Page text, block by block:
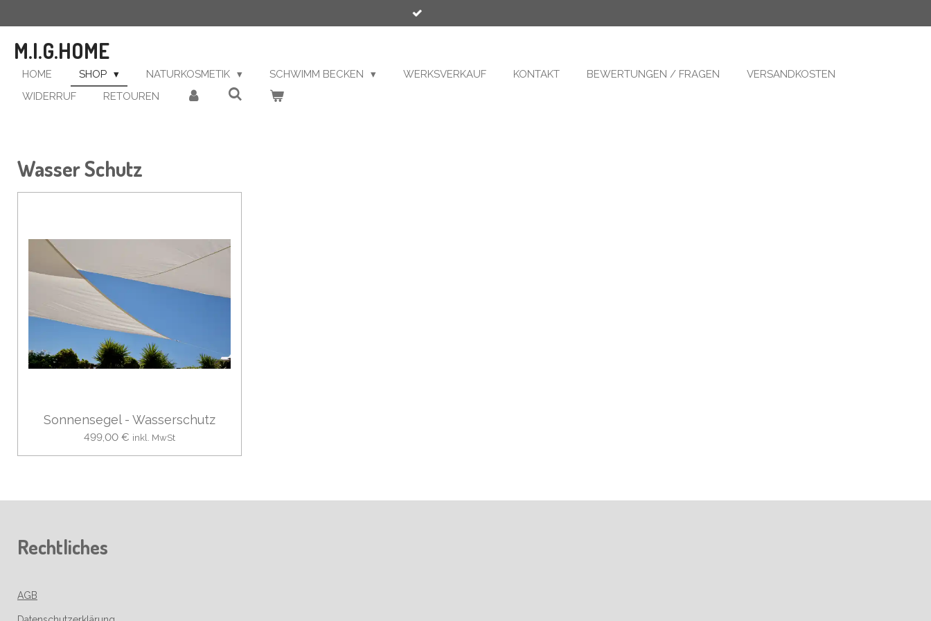
Hauptinhalt
springen
M.I.G.HOME
HOME SHOP NATURKOSMETIK SCHWIMM BECKEN WERKSVERKAUF KONTAKT BEWERTUNGEN / FRAGEN
VERSANDKOSTEN
WIDERRUF
RETOUREN
Wasser Schutz
Sonnensegel - Wasserschutz
499,00 € inkl. MwSt
Rechtliches
AGB